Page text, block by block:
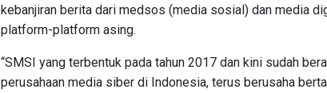
kebanjiran berita dari medsos (media sosial) dan media
platform-platform asing.
“SMSI yang terbentuk pada tahun 2017 dan kini sudah
perusahaan media siber di Indonesia, terus berusaha